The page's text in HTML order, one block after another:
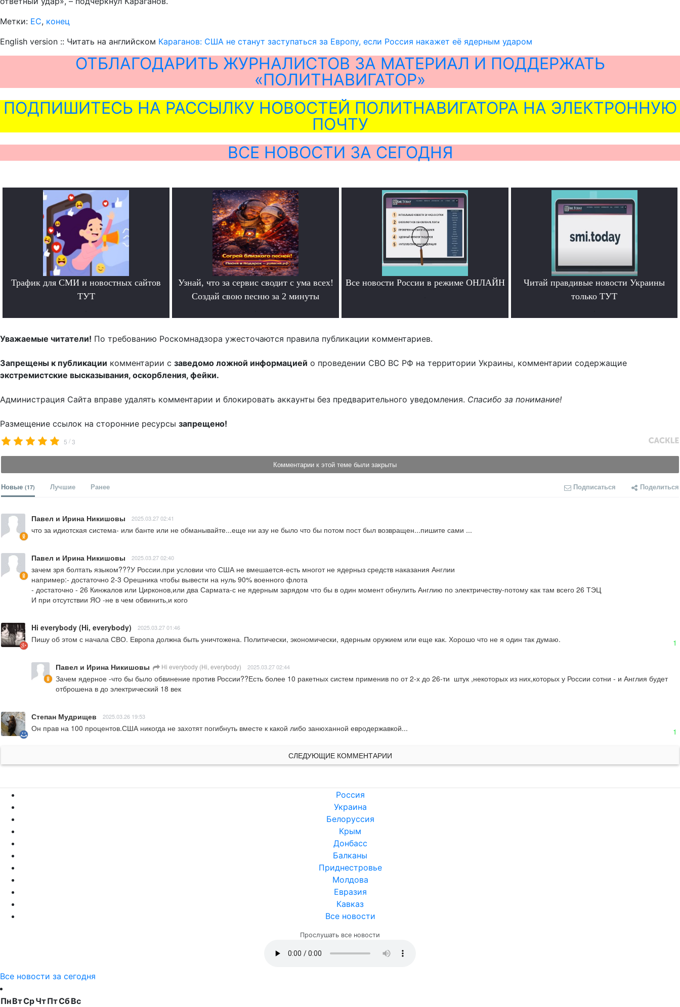
Метки: ЕС, конец
English version :: Читать на английском Караганов: США не станут заступаться за Европу, если Россия накажет её ядерным ударом
ОТБЛАГОДАРИТЬ ЖУРНАЛИСТОВ ЗА МАТЕРИАЛ И ПОДДЕРЖАТЬ
«ПОЛИТНАВИГАТОР»
ПОДПИШИТЕСЬ НА РАССЫЛКУ НОВОСТЕЙ ПОЛИТНАВИГАТОРА НА ЭЛЕКТРОННУЮ
ПОЧТУ
ВСЕ НОВОСТИ ЗА СЕГОДНЯ
Трафик для СМИ и новостных сайтов
ТУТ
Узнай, что за сервис сводит с ума всех!
Создай свою песню за 2 минуты
Все новости России в режиме ОНЛАЙН
Читай правдивые новости Украины
только ТУТ
Уважаемые читатели! По требованию Роскомнадзора ужесточаются правила публикации комментариев.
Запрещены к публикации комментарии с заведомо ложной информацией о проведении СВО ВС РФ на территории Украины, комментарии содержащие
экстремистские высказывания, оскорбления, фейки.
Администрация Сайта вправе удалять комментарии и блокировать аккаунты без предварительного уведомления. Спасибо за понимание!
Размещение ссылок на сторонние ресурсы запрещено!
5 /3
Комментарии к этой теме были закрыты
Новые (17) Лучшие Ранее Подписаться Поделиться
Павел и Ирина Никишовы 2025.03.27 02:41
что за идиотская система- или банте или не обманывайте...еще ни азу не было что бы потом пост был возвращен...пишите сами ...
Павел и Ирина Никишовы 2025.03.27 02:40
зачем зря болтать языком???У России.при условии что США не вмешается-есть многот не ядерныз средств наказания Англии
например:- достаточно 2-3 Орешника чтобы вывести на нуль 90% военного флота
- достаточно - 26 Кинжалов или Цирконов,или два Сармата-с не ядерным зарядом что бы в один момент обнулить Англию по электричеству-потому как там всего 26 ТЭЦ
И при отсутствии ЯО -не в чем обвинить,и кого
Hi everybody (Hi, everybody) 2025.03.27 01:46
Пишу об этом с начала СВО. Европа должна быть уничтожена. Политически, экономически, ядерным оружием или еще как. Хорошо что не я один так думаю. 1
Павел и Ирина Никишовы Hi everybody (Hi, everybody) 2025.03.27 02:44
Зачем ядерное -что бы было обвинение против России??Есть более 10 ракетных систем применив по от 2-х до 26-ти  штук ,некоторых из них,которых у России сотни - и Англия будет
отброшена в до электрический 18 век
Степан Мудрищев 2025.03.26 19:53
Он прав на 100 процентов.США никогда не захотят погибнуть вместе к какой либо занюханной евродержавкой... 1
СЛЕДУЮЩИЕ КОММЕНТАРИИ
Россия
Украина
Белоруссия
Крым
Донбасс
Балканы
Приднестровье
Молдова
Евразия
Кавказ
Все новости
Прослушать все новости
Все новости за сегодня
ПнВтСрЧтПтСбВс